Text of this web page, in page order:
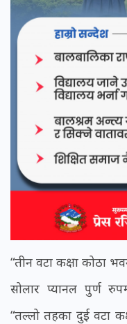
“तीन वटा कक्षा कोठा
सोलार प्यानल पुर्ण
“तल्लो तहका दुई वटा